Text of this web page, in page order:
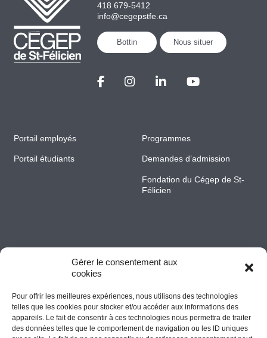
Gérer le consentement aux
cookies
Pour offrir les meilleures expériences, nous utilisons des technologies
telles que les cookies pour stocker et/ou accéder aux informations des
appareils. Le fait de consentir à ces technologies nous permettra de traiter
des données telles que le comportement de navigation ou les ID uniques
418 679-5412
info@cegepstfe.ca
Bottin Nous situer
Portail employés
Portail étudiants
Programmes
Demandes d’admission
Fondation du Cégep de St-
Félicien
Accessibilité